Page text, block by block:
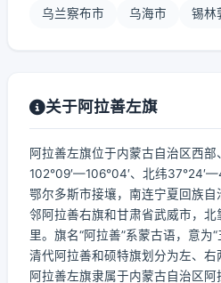
乌兰察布市 乌海市 锡林
关于阿拉善左旗
阿拉善左旗位于内蒙古自治区西
102°09′—106°04′、北纬
鄂尔多斯市接壤，南连宁夏回族
邻阿拉善右旗和甘肃省武威市，
里。旗名“阿拉善”系蒙古语，意为
清代阿拉善和硕特旗划分为左、右
阿拉善左旗隶属于内蒙古自治区阿